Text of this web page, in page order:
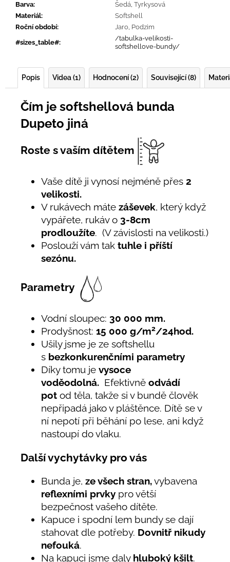
Barva: Šedá, Tyrkysová
Materiál:
Softshell
Roční období: Jaro, Podzim
#sizes_table#:
/tabulka-velikosti-
softshellove-bundy/
Popis Videa (1) Hodnocení (2) Související (8)
Čím je softshellová bunda
Dupeto jiná
Roste s vaším dítětem
Vaše dítě ji vynosí nejméně přes 2
velikosti.
V rukávech máte záševek, který když
vypářete, rukáv o 3-8cm
prodloužíte. (V závislosti na velikosti.)
Poslouží vám tak tuhle i příští
sezónu.
Parametry
Vodní sloupec: 30 000 mm.
Prodyšnost: 15 000 g/m2/24hod.
Ušily jsme je ze softshellu
s bezkonkurenčními parametry
Díky tomu je vysoce
voděodolná. Efektivně odvádí
pot od těla, takže si v bundě člověk
nepřipadá jako v pláštěnce. Dítě se v
ní nepotí při běhání po lese, ani když
nastoupí do vlaku.
Další vychytávky pro vás
Bunda je, ze všech stran,vybavena
reflexními prvky pro větší
bezpečnost vašeho dítěte.
Kapuce i spodní lem bundy se dají
stahovat dle potřeby. Dovnitř nikudy
nefouká.
Na kapuci jsme daly hluboký kšilt.